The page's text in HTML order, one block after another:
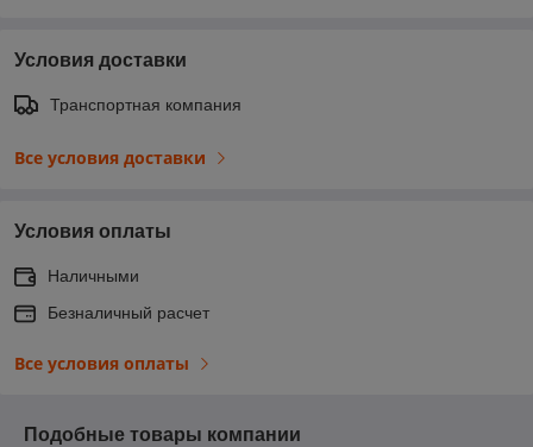
Условия доставки
Транспортная компания
Все условия доставки
Условия оплаты
Наличными
Безналичный расчет
Все условия оплаты
Подобные товары компании